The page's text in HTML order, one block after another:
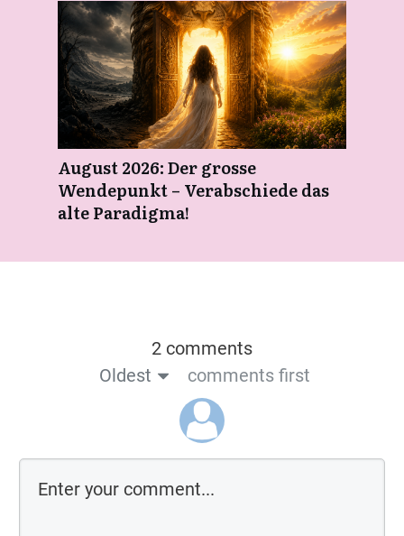
August 2026: Der grosse
Wendepunkt – Verabschiede das
alte Paradigma!
2 comments
Oldest
comments first